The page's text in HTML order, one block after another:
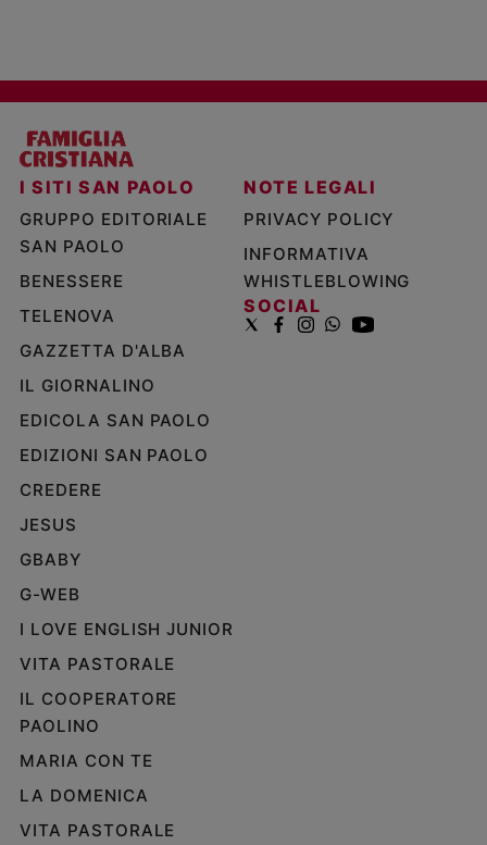
I SITI SAN PAOLO
GRUPPO EDITORIALE
SAN PAOLO
BENESSERE
TELENOVA
GAZZETTA D'ALBA
IL GIORNALINO
EDICOLA SAN PAOLO
EDIZIONI SAN PAOLO
CREDERE
JESUS
GBABY
G-WEB
I LOVE ENGLISH JUNIOR
VITA PASTORALE
IL COOPERATORE
PAOLINO
MARIA CON TE
LA DOMENICA
VITA PASTORALE
NOTE LEGALI
PRIVACY POLICY
INFORMATIVA
WHISTLEBLOWING
SOCIAL